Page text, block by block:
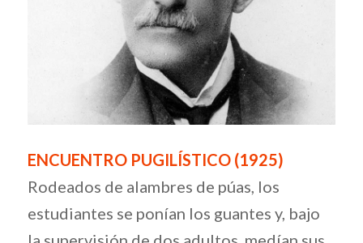
ENCUENTRO PUGILÍSTICO (1925)
Rodeados de alambres de púas, los
estudiantes se ponían los guantes y, bajo